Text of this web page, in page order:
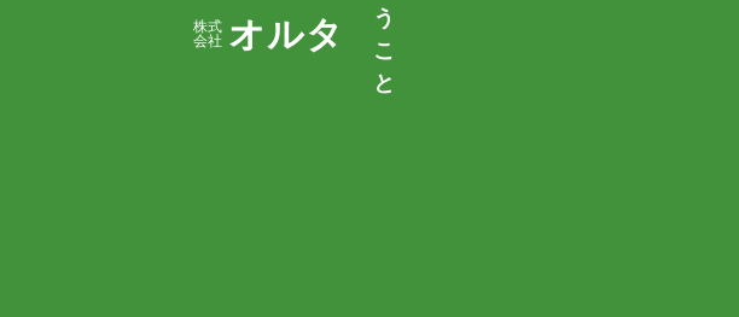
株式
会社 オルタ
う
こ
と
Windows10のプロダクトキーをAmazonで購入
2021/01/06
篠原 隆司
Windows10をインストールするのに必要なプロダクトキーは、
す。 私自身としても既に10個以上のWindows10プロダクトキーを
VMware ESXi上のWindows10にVMwareToolsを